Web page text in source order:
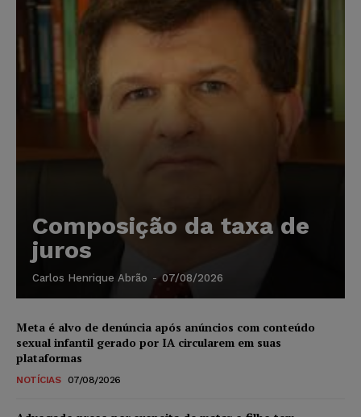
Composição da taxa de
juros
Carlos Henrique Abrão - 07/08/2026
Meta é alvo de denúncia após anúncios com conteúdo
sexual infantil gerado por IA circularem em suas
plataformas
NOTÍCIAS 07/08/2026